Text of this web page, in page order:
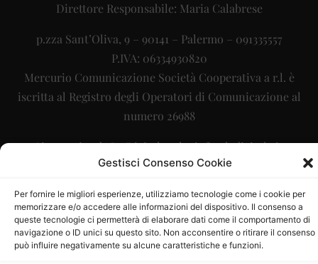
Gestisci Consenso Cookie
Per fornire le migliori esperienze, utilizziamo tecnologie come i cookie per
memorizzare e/o accedere alle informazioni del dispositivo. Il consenso a
queste tecnologie ci permetterà di elaborare dati come il comportamento di
navigazione o ID unici su questo sito. Non acconsentire o ritirare il consenso
può influire negativamente su alcune caratteristiche e funzioni.
Direttore Responsabile: Maria Calabrese
p.zza Sant’Oliva, 9 – 90141 – Palermo – 091335557
P.IVA: 06334930820
Mercurio Comunicazione Società Cooperativa a r.l. è
iscritta al Registro degli Operatori di Comunicazione al
numero 26988
Sito gestito daLa Digitale srl–info@ladigitale.it